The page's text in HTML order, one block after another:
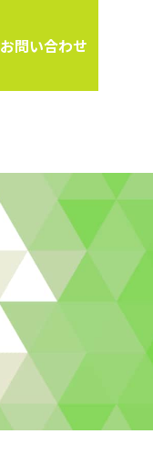
お問い合わせ